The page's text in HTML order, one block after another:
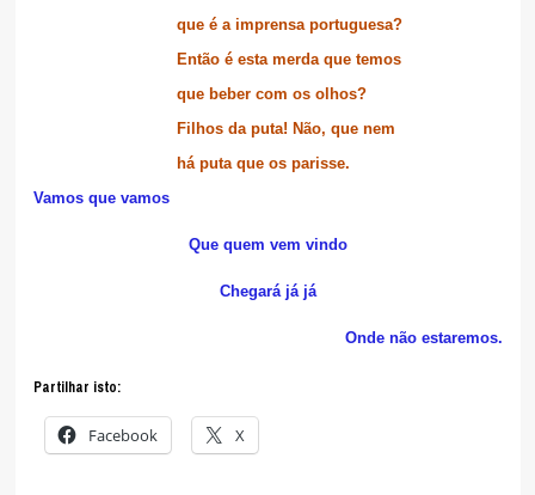
que é a imprensa portuguesa?
Então é esta merda que temos
que beber com os olhos?
Filhos da puta! Não, que nem
há puta que os parisse.
Vamos que vamos
Que quem vem vindo
Chegará já já
Onde não estaremos.
Partilhar isto:
Facebook X